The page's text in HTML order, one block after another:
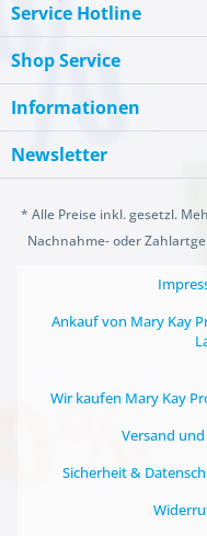
Service Hotline
Shop Service
Informationen
Newsletter
* Alle Preise inkl. gesetzl.
Nachnahme- oder
Ankauf von Mary Kay
Wir kaufen Mary Kay
Versand
Sicherheit &